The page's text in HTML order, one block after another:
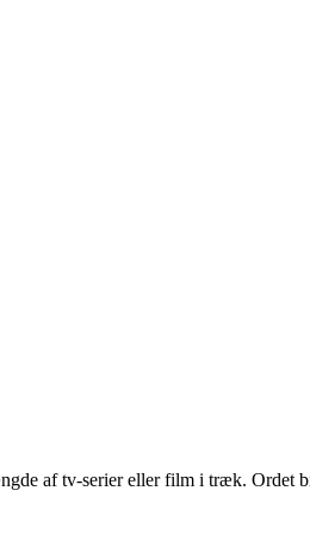
af tv-serier eller film i træk. Ordet